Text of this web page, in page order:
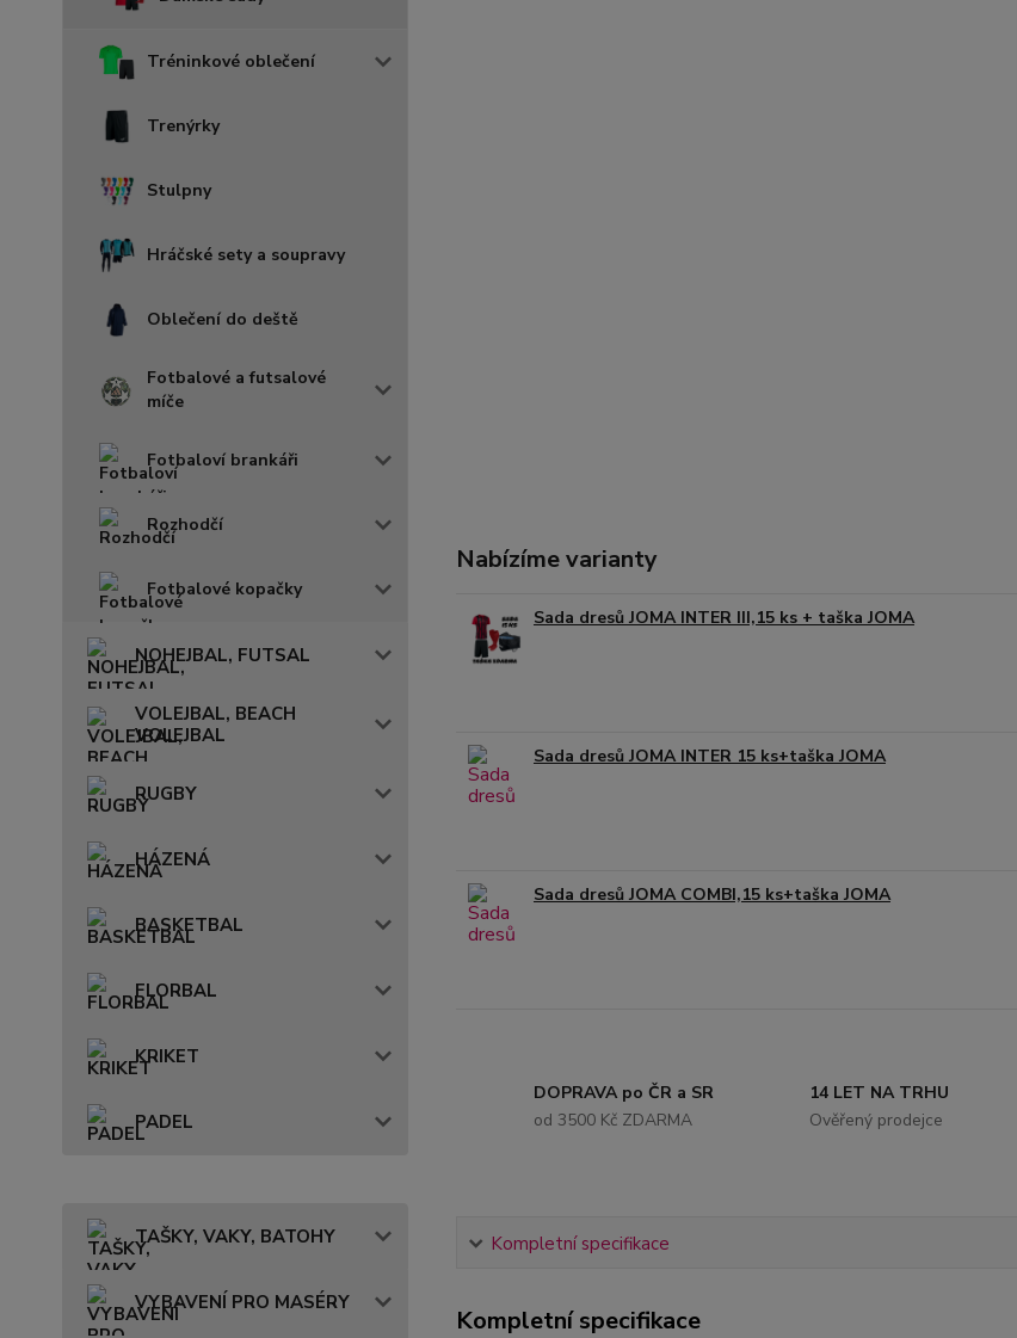
Tréninkové oblečení
Trenýrky
Stulpny
Hráčské sety a soupravy
Oblečení do deště
Fotbalové a futsalové
míče
Fotbaloví brankáři
Rozhodčí
Fotbalové kopačky
NOHEJBAL, FUTSAL
VOLEJBAL, BEACH
VOLEJBAL
RUGBY
HÁZENÁ
BASKETBAL
FLORBAL
KRIKET
PADEL
TAŠKY, VAKY, BATOHY
VYBAVENÍ PRO MASÉRY
Nabízíme varianty
Sada dresů JOMA INTER III,15 ks + taška JOMA
Sada dresů JOMA INTER 15 ks+taška JOMA
Sada dresů JOMA COMBI,15 ks+taška JOMA
DOPRAVA po ČR a SR
od 3500 Kč ZDARMA
14 LET NA TRHU
Ověřený prodejce
Kompletní specifikace
Kompletní specifikace